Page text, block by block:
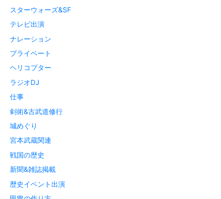
スターウォーズ&SF
テレビ出演
ナレーション
プライベート
ヘリコプター
ラジオDJ
仕事
剣術&古武道修行
城めぐり
宮本武蔵関連
戦国の歴史
新聞&雑誌掲載
歴史イベント出演